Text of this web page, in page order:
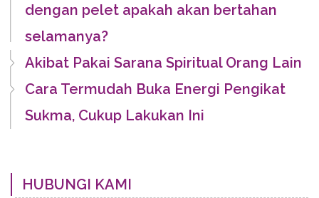
dengan pelet apakah akan bertahan
selamanya?
Akibat Pakai Sarana Spiritual Orang Lain
Cara Termudah Buka Energi Pengikat
Sukma, Cukup Lakukan Ini
HUBUNGI KAMI